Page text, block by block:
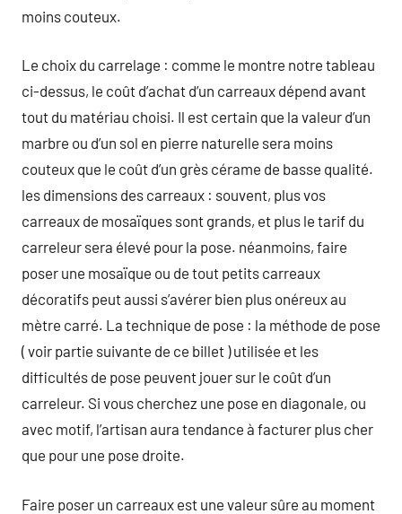
moins couteux.
Le choix du carrelage : comme le montre notre tableau
ci-dessus, le coût d’achat d’un carreaux dépend avant
tout du matériau choisi. Il est certain que la valeur d’un
marbre ou d’un sol en pierre naturelle sera moins
couteux que le coût d’un grès cérame de basse qualité.
les dimensions des carreaux : souvent, plus vos
carreaux de mosaïques sont grands, et plus le tarif du
carreleur sera élevé pour la pose. néanmoins, faire
poser une mosaïque ou de tout petits carreaux
décoratifs peut aussi s’avérer bien plus onéreux au
mètre carré. La technique de pose : la méthode de pose
( voir partie suivante de ce billet ) utilisée et les
difficultés de pose peuvent jouer sur le coût d’un
carreleur. Si vous cherchez une pose en diagonale, ou
avec motif, l’artisan aura tendance à facturer plus cher
que pour une pose droite.
Faire poser un carreaux est une valeur sûre au moment